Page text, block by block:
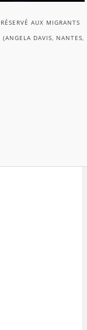
AUX MIGRANTS
DAVIS, NANTES,